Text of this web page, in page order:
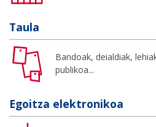
Taula
Bandoak, deialdiak,
publikoa...
Egoitza elektronikoa